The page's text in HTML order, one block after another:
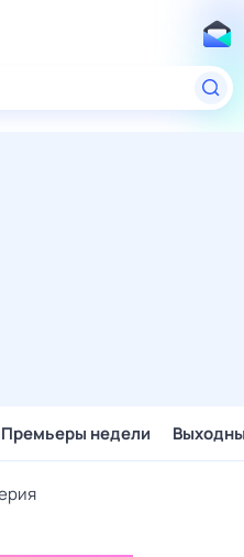
Премьеры недели